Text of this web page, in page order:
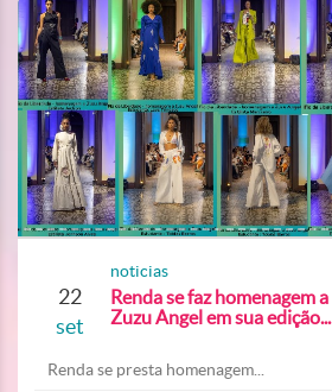
22
set
noticias
Renda se faz homenagem a
Zuzu Angel em sua edição...
Renda se presta homenagem...